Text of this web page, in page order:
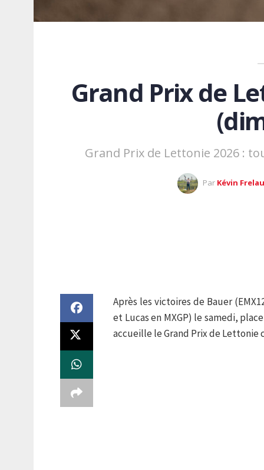
Grand Prix de
Grand Prix de Lettonie 2026 :
Par Kévin
Après les victoires de Bauer
et Lucas en MXGP) le samedi,
accueille le Grand Prix de Lettonie